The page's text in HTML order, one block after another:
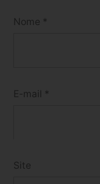
Nome *
E-mail *
Site